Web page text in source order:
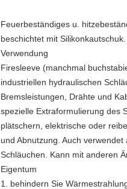
Feuerbeständiges u.
beschichtet mit
Verwendung
Firesleeve (manchmal
industriellen hydraulischen
Bremsleistungen, Drähte und
spezielle Extraformulierung des
plätschern, elektrische oder
und Abnutzung. Auch
Schläuchen. Kann mit anderen
Eigentum
1. behindern Sie